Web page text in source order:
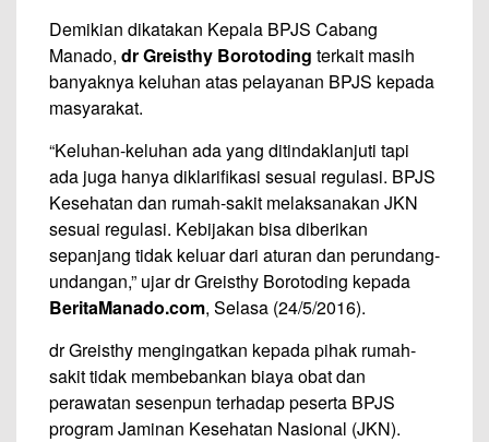
Demikian dikatakan Kepala BPJS Cabang
Manado, dr Greisthy Borotoding terkait masih
banyaknya keluhan atas pelayanan BPJS kepada
masyarakat.
“Keluhan-keluhan ada yang ditindaklanjuti tapi
ada juga hanya diklarifikasi sesuai regulasi. BPJS
Kesehatan dan rumah-sakit melaksanakan JKN
sesuai regulasi. Kebijakan bisa diberikan
sepanjang tidak keluar dari aturan dan perundang-
undangan,” ujar dr Greisthy Borotoding kepada
BeritaManado.com, Selasa (24/5/2016).
dr Greisthy mengingatkan kepada pihak rumah-
sakit tidak membebankan biaya obat dan
perawatan sesenpun terhadap peserta BPJS
program Jaminan Kesehatan Nasional (JKN).